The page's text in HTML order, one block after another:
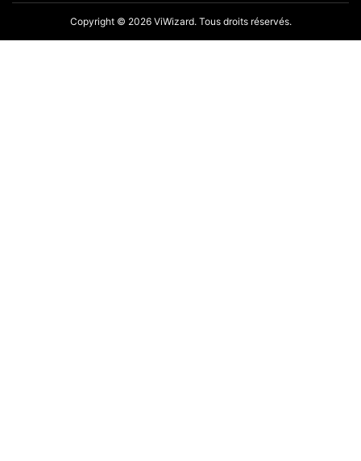
Copyright © 2026 ViWizard. Tous droits réservés.